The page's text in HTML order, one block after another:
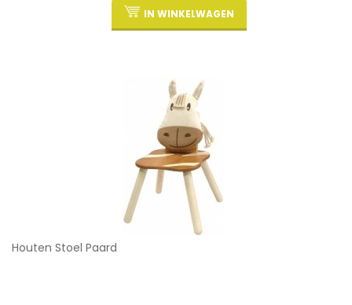
IN WINKELWAGEN
Houten Stoel Paard